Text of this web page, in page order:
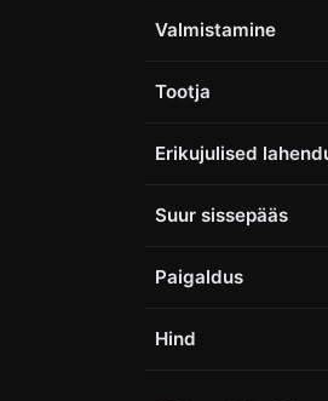
Valmistamine
Tootja
Erikujulised
Suur sissepääs
Paigaldus
Hind